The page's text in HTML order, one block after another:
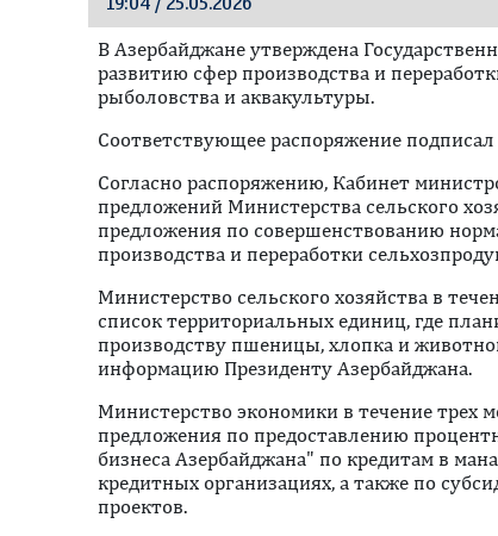
В Азербайджане утверждена
развитию сфер производства и
рыболовства и аквакультуры.
Соответствующее распоряжение
Согласно распоряжению, Кабинет
предложений Министерства сельского
предложения по совершенствованию
производства и переработки
Министерство сельского хозяйства в
список территориальных единиц, где
производству пшеницы, хлопка и
информацию Президенту Азербайджана.
Министерство экономики в течение трех
предложения по предоставлению
бизнеса Азербайджана" по кредитам в
кредитных организациях, а также по
проектов.